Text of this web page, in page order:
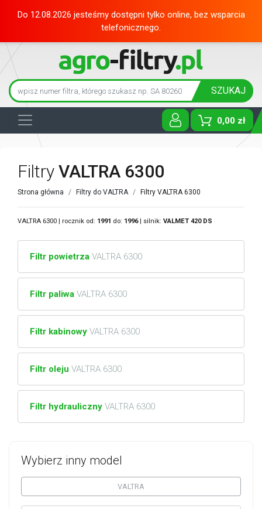
Do 12.08.2026 jesteśmy dostępni tylko online, bez wsparcia
telefonicznego.
SZUKAJ
0,00 zł
Toggle
Wybierz inny model
VALTRA
Filtry VALTRA 6300
Strona główna Filtry do VALTRA Filtry VALTRA 6300
VALTRA 6300 | rocznik od: 1991 do: 1996| silnik: VALMET 420 DS
Filtr powietrza VALTRA 6300
Filtr paliwa VALTRA 6300
Filtr kabinowy VALTRA 6300
Filtr oleju VALTRA 6300
Filtr hydrauliczny VALTRA 6300